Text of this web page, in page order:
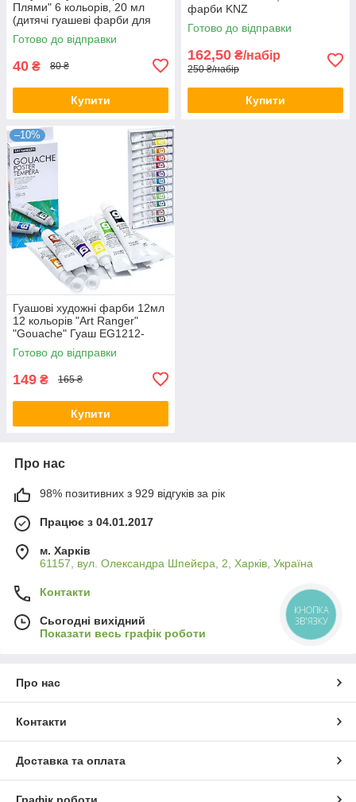
Плями" 6 кольорів, 20 мл
(дитячі гуашеві фарби для
малювання) Ц394001У KNZ
Готово до відправки
40 ₴ 80 ₴
Купити
фарби KNZ
Готово до відправки
162,50 ₴/набір
250 ₴/набір
Купити
–10%
Гуашові художні фарби 12мл
12 кольорів "Art Ranger"
"Gouache" Гуаш EG1212-
3/PG31.12012.A KNZ
Готово до відправки
149 ₴ 165 ₴
Купити
Про нас
98% позитивних з 929 відгуків за рік
Працює з 04.01.2017
м. Харків
61157, вул. Олександра Шпейєра, 2, Харків, Україна
Контакти
Сьогодні вихідний
Показати весь графік роботи
Про нас
Контакти
Доставка та оплата
Графік роботи